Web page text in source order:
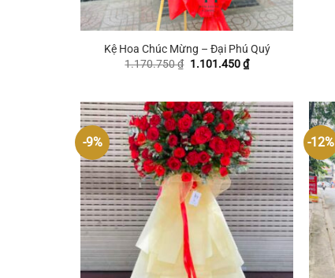
Kệ Hoa Chúc Mừng – Đại Phú Quý
1.170.750₫ Giá
1.101.450₫Giá
1.101.450 ₫.
-9% -12%